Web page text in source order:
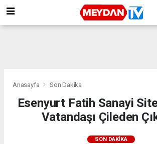
Anasayfa Son Dakika
Esenyurt Fatih Sanayi
Vatandaşı Çileden
SON DAKIKA